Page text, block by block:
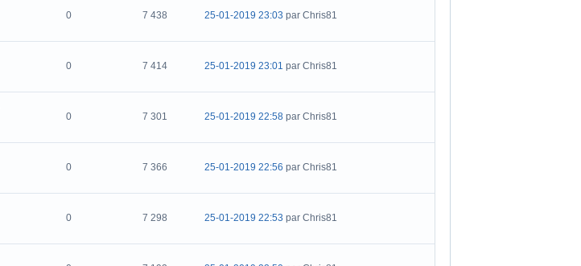
0
7 438 25-01-2019 23:03 par Chris81
0 7 414 25-01-2019 23:01 par Chris81
0
7 301 25-01-2019 22:58 par Chris81
0
7 366 25-01-2019 22:56 par Chris81
0
7 298 25-01-2019 22:53 par Chris81